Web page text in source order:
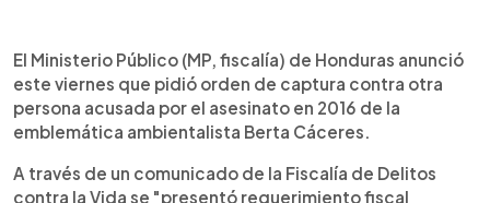
► Escuchar artículo
El Ministerio Público (MP, fiscalía) de Honduras anunció
este viernes que pidió orden de captura contra otra
persona acusada por el asesinato en 2016 de la
emblemática ambientalista Berta Cáceres.
A través de un comunicado de la Fiscalía de Delitos
contra la Vida se "presentó requerimiento fiscal